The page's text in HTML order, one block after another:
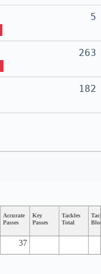
5
263
182
Accurate
Passes
Key
Passes
Tackles
Total
37